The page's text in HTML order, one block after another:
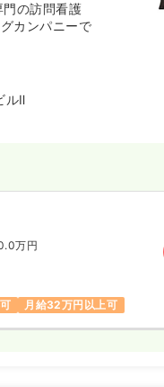
門の訪問看護
カンパニーで
ルⅡ
万円
月給32万円以上可